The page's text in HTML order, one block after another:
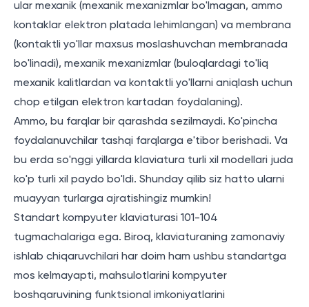
ular mexanik (mexanik mexanizmlar bo'lmagan, ammo
kontaklar elektron platada lehimlangan) va membrana
(kontaktli yo'llar maxsus moslashuvchan membranada
bo'linadi), mexanik mexanizmlar (buloqlardagi to'liq
mexanik kalitlardan va kontaktli yo'llarni aniqlash uchun
chop etilgan elektron kartadan foydalaning).
Ammo, bu farqlar bir qarashda sezilmaydi. Ko'pincha
foydalanuvchilar tashqi farqlarga e'tibor berishadi. Va
bu erda so'nggi yillarda klaviatura turli xil modellari juda
ko'p turli xil paydo bo'ldi. Shunday qilib siz hatto ularni
muayyan turlarga ajratishingiz mumkin!
Standart kompyuter klaviaturasi 101-104
tugmachalariga ega. Biroq, klaviaturaning zamonaviy
ishlab chiqaruvchilari har doim ham ushbu standartga
mos kelmayapti, mahsulotlarini kompyuter
boshqaruvining funktsional imkoniyatlarini